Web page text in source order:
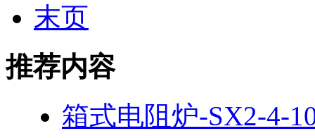
末页
推荐内容
箱式电阻炉-SX2-4-